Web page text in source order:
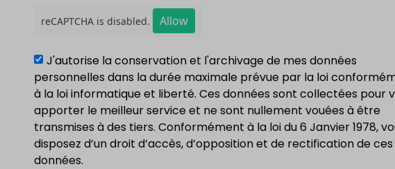
reCAPTCHA is disabled. Allow
J'autorise la conservation et l'archivage de mes données
personnelles dans la durée maximale prévue par la loi
à la loi informatique et liberté. Ces données sont collectées pour
apporter le meilleur service et ne sont nullement vouées à être
transmises à des tiers. Conformément à la loi du 6 Janvier 1978,
disposez d’un droit d’accès, d’opposition et de rectification de ces
données.